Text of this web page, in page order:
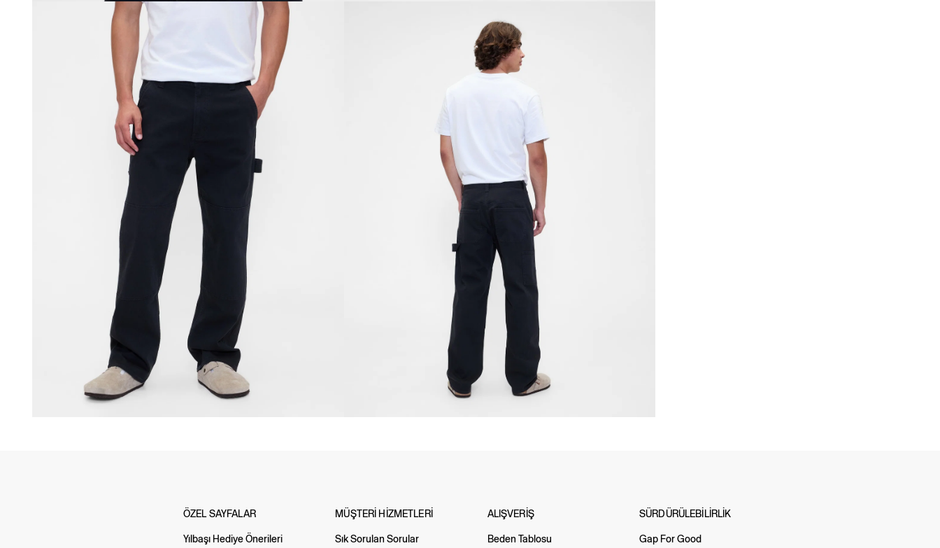
ÖZEL SAYFALAR
Yılbaşı Hediye Önerileri
MÜŞTERİ HİZMETLERİ
Sık Sorulan Sorular
ALIŞVERİŞ
Beden Tablosu
SÜRDÜRÜLEBİLİRLİK
Gap For Good